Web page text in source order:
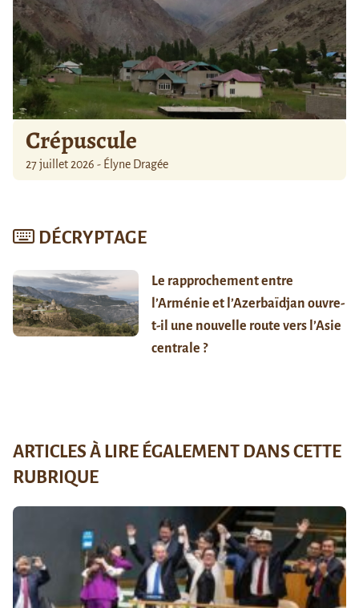
Crépuscule
27 juillet 2026 - Élyne Dragée
DÉCRYPTAGE
Le rapprochement entre
l’Arménie et l’Azerbaïdjan ouvre-
t-il une nouvelle route vers l’Asie
centrale ?
ARTICLES À LIRE ÉGALEMENT DANS CETTE
RUBRIQUE